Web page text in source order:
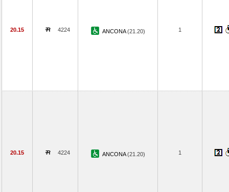
20.15 4224 ANCONA(21.20) 1
20.15 4224 ANCONA(21.20) 1